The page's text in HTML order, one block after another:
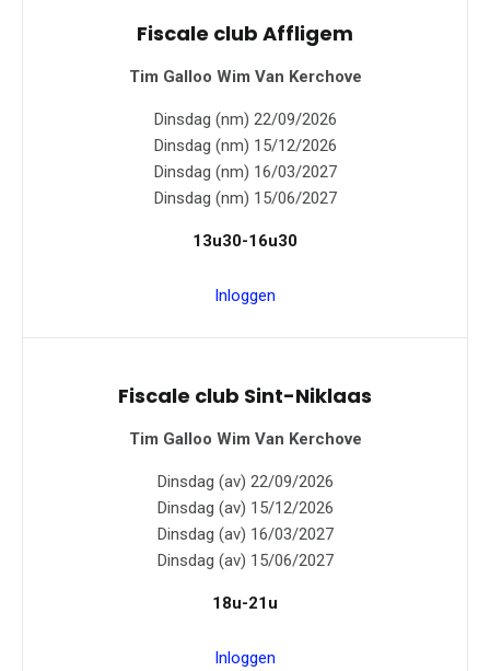
Fiscale club Affligem
Tim Galloo Wim Van Kerchove
Dinsdag (nm) 22/09/2026
Dinsdag (nm) 15/12/2026
Dinsdag (nm) 16/03/2027
Dinsdag (nm) 15/06/2027
13u30-16u30
Inloggen
Fiscale club Sint-Niklaas
Tim Galloo Wim Van Kerchove
Dinsdag (av) 22/09/2026
Dinsdag (av) 15/12/2026
Dinsdag (av) 16/03/2027
Dinsdag (av) 15/06/2027
18u-21u
Inloggen